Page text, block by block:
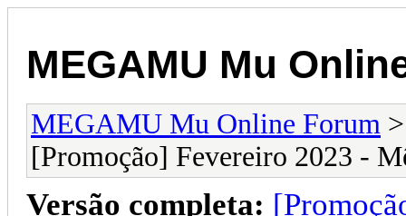
MEGAMU Mu
MEGAMU Mu Online Forum
[Promoção] Fevereiro 2023 -
Versão completa: